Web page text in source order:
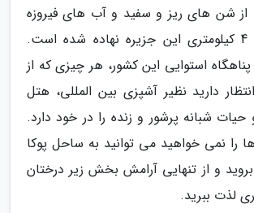
از شن های ریز و سفید و آب های فیروزه
ای است که در 4 کیلومتری این جزیره نهاده شده است.
پناهگاه استوایی این کشور، هر چیزی که از
دارید نظیر آشپزی بین المللی، هتل
و حیات شبانه پرشور و زنده را در خود دارد.
را نمی خواهید می توانید به ساحل پوکا
و از تنهایی آرامش بخش زیر درختان
لذت ببرید.